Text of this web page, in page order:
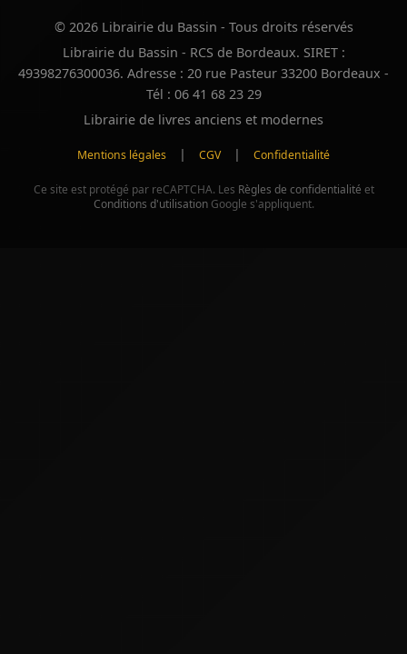
© 2026 Librairie du Bassin - Tous droits réservés
Librairie du Bassin - RCS de Bordeaux. SIRET :
49398276300036. Adresse : 20 rue Pasteur 33200 Bordeaux -
Tél : 06 41 68 23 29
Librairie de livres anciens et modernes
Mentions légales | CGV | Confidentialité
Ce site est protégé par reCAPTCHA. Les Règles de confidentialité et
Conditions d'utilisationGoogle s'appliquent.